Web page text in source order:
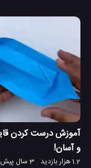
آموزش درست کردن
و آسان!
1.2 هزار بازدید 3 سال پیش